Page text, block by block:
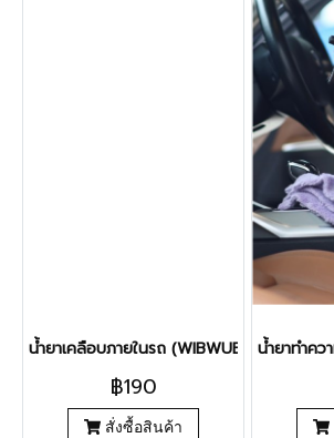
น้ำยาเคลือบภายในรถ (WIBWUB UV
฿190
สั่งซื้อสินค้า
น้ำยาทำคว